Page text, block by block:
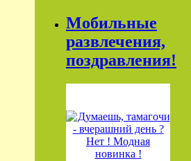
Мобильные
развлечения,
поздравления!